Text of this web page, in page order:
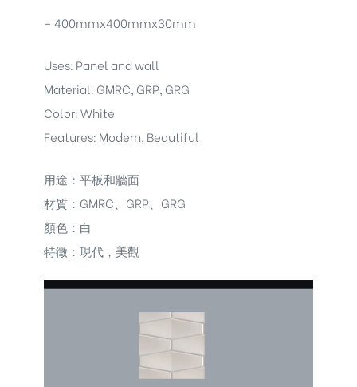
– 400mmx400mmx30mm
Uses: Panel and wall
Material: GMRC, GRP, GRG
Color: White
Features: Modern, Beautiful
用途：平板和牆面
材質：GMRC、GRP、GRG
顏色：白
特徵：現代，美觀